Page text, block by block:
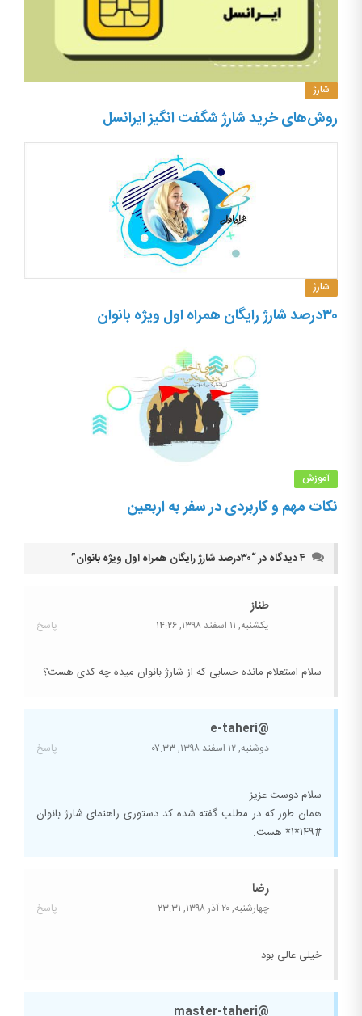
شارژ
روش‌های خرید شارژ شگفت انگیز ایرانسل
شارژ
۳۰درصد شارژ رایگان همراه اول ویژه بانوان
آموزش
نکات مهم و کاربردی در سفر به اربعین
۳۰درصد شارژ رایگان همراه اول ویژه بانوان ”
طناز
یکشنبه, ۱۱ اسفند ۱۳۹۸, ۱۴:۲۶ پاسخ
سلام استعلام مانده حسابی که از شارژ بانوان میده چه کدی هست؟
@e-taheri
دوشنبه, ۱۲ اسفند ۱۳۹۸, ۰۷:۳۳ پاسخ
سلام دوست عزیز
همان طور که در مطلب گفته شده کد دستوری راهنمای شارژ بانوان
#۱۴۹*۱* هست.
رضا
چهارشنبه, ۲۰ آذر ۱۳۹۸, ۲۳:۳۱ پاسخ
خیلی عالی بود
@master-taheri